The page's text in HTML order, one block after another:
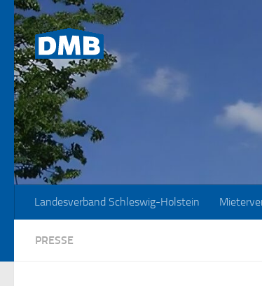
Zum Inhalt springen
Landesverband Schleswig-Holstein
PRESSE